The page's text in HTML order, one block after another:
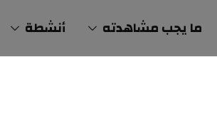
ما يجب مشاهدته أنشطة